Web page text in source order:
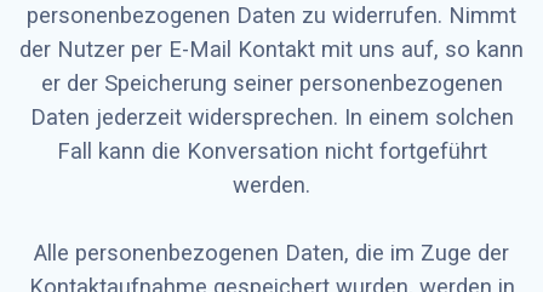
personenbezogenen Daten zu widerrufen. Nimmt
der Nutzer per E-Mail Kontakt mit uns auf, so kann
er der Speicherung seiner personenbezogenen
Daten jederzeit widersprechen. In einem solchen
Fall kann die Konversation nicht fortgeführt
werden.
Alle personenbezogenen Daten, die im Zuge der
Kontaktaufnahme gespeichert wurden, werden in